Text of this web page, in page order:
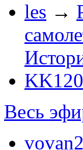
les →
Весь